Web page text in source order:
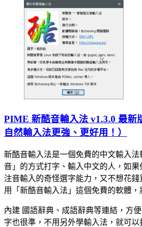
PIME 新酷音輸入法 v1.3.0 最新
自然輸入法更強、更好用！）
新酷音輸入法是一個免費的中文輸入
音」的方式打字、輸入中文的人，如
注音輸入的奇怪選字能力，又不想花
用「新酷音輸入法」這個免費的軟體，
內建 國語辭典、成語辭典等連結，方
字也很準，不用另外學輸入法，就可